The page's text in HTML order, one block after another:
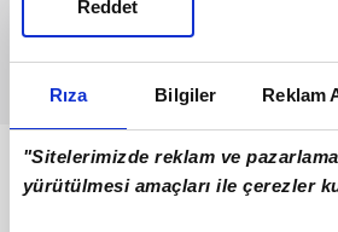
Rıza Bilgiler Reklam
"Sitelerimizde reklam ve
yürütülmesi amaçları ile çerezler
Reddet
Bunlar da Var